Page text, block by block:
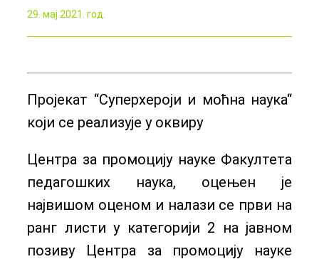
29. мај 2021. год.
Пројекат “Суперхероји и моћна наука“
који се реализује у оквиру
Центра за промоцију науке Факултета
педагошких наука, оцењен је
највишом оценом и налази се први на
ранг листи у категорији 2 на јавном
позиву Центра за промоцију науке